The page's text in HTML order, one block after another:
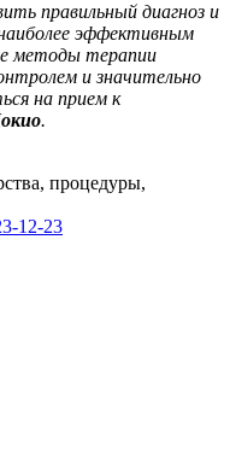
правильный диагноз и
эффективным
методы терапии
и значительно
на прием к
.
процедуры,
12-23